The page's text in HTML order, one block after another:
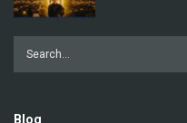
Blog